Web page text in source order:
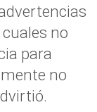
no
para
no